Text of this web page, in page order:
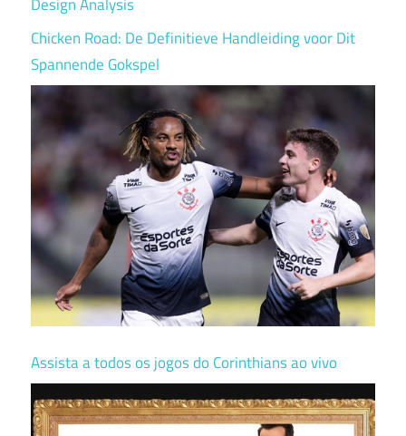
Design Analysis
Chicken Road: De Definitieve Handleiding voor Dit
Spannende Gokspel
Assista a todos os jogos do Corinthians ao vivo